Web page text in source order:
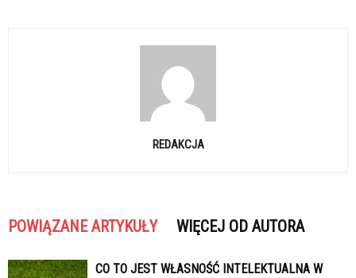
REDAKCJA
POWIĄZANE ARTYKUŁY WIĘCEJ OD AUTORA
CO TO JEST WŁASNOŚĆ INTELEKTUALNA W